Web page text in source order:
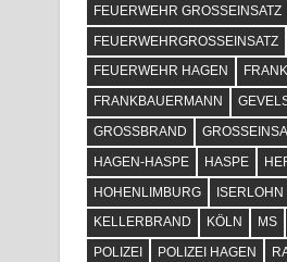
FEUERWEHR GROSSEINSATZ
FEUERWEHRGROSSEINSATZ
FEUERWEHR HAGEN
FRANKBAUERMANN
GROSSBRAND
HAGEN-HASPE
HASPE
HOHENLIMBURG
ISERLOHN
KELLERBRAND
KÖLN MS
POLIZEI
POLIZEI HAGEN